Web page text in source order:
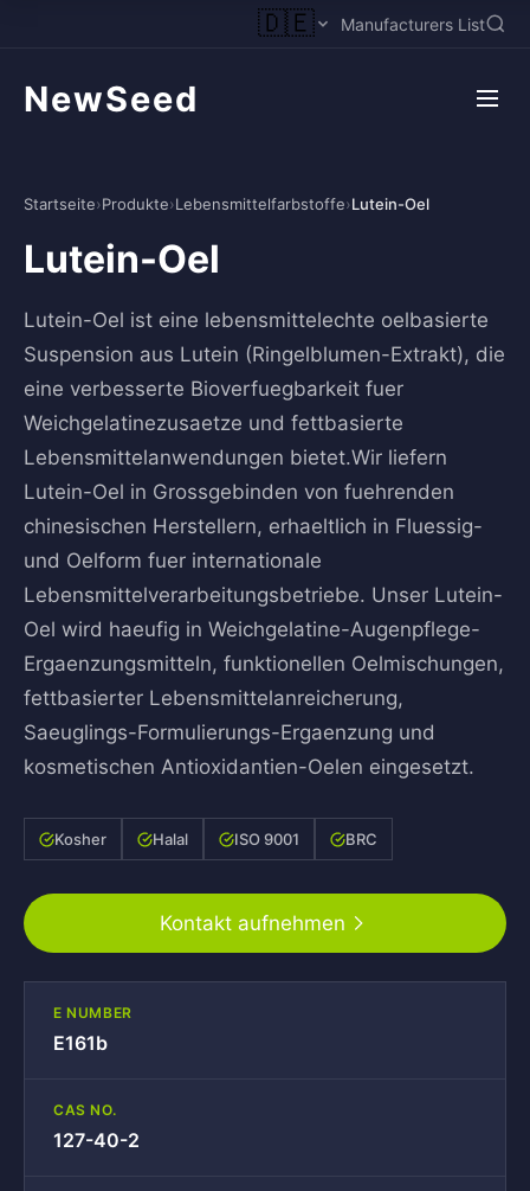
🇩🇪 Manufacturers List
NewSeed
Startseite›Produkte›Lebensmittelfarbstoffe›Lutein-Oel
Lutein-Oel
Lutein-Oel ist eine lebensmittelechte oelbasierte
Suspension aus Lutein (Ringelblumen-Extrakt), die
eine verbesserte Bioverfuegbarkeit fuer
Weichgelatinezusaetze und fettbasierte
Lebensmittelanwendungen bietet.Wir liefern
Lutein-Oel in Grossgebinden von fuehrenden
chinesischen Herstellern, erhaeltlich in Fluessig-
und Oelform fuer internationale
Lebensmittelverarbeitungsbetriebe. Unser Lutein-
Oel wird haeufig in Weichgelatine-Augenpflege-
Ergaenzungsmitteln, funktionellen Oelmischungen,
fettbasierter Lebensmittelanreicherung,
Saeuglings-Formulierungs-Ergaenzung und
kosmetischen Antioxidantien-Oelen eingesetzt.
Kosher Halal ISO 9001 BRC
Kontakt aufnehmen
E NUMBER
E161b
CAS NO.
127-40-2